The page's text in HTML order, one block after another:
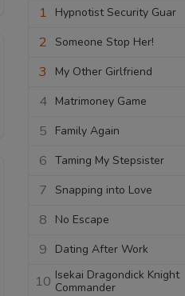
1 Hypnotist Security Guar
2 Someone Stop Her!
3 My Other Girlfriend
4 Matrimoney Game
5 Family Again
6 Taming My Stepsister
7 Snapping into Love
8 No Escape
9 Dating After Work
10 Isekai Dragondick Knight
Commander